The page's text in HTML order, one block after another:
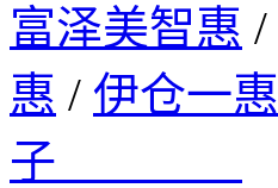
富泽美智惠 /
惠 / 伊仓一惠
子